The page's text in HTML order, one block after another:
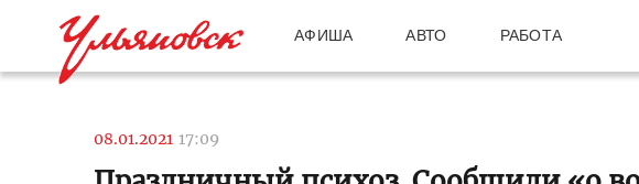
АФИША АВТО РАБОТА
08.01.2021 17:09